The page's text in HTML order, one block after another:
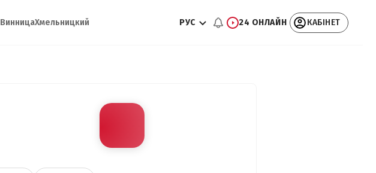
ВинницаХмельницкий РУС 24 ОНЛАЙН КАБІНЕТ